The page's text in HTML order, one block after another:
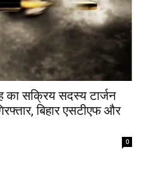
का सक्रिय सदस्य टार्जन
बिहार एसटीएफ और
0